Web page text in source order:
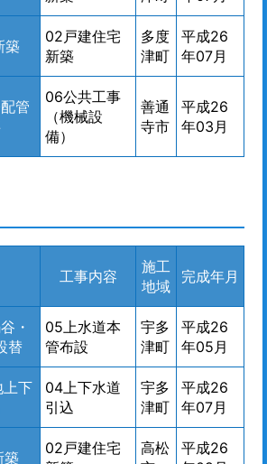
築
02戸建住宅
新築
多度
津町
平成26
年07月
管
06公共工事
（機械設
備）
善通
寺市
平成26
年03月
工事内容
施工
地域
完成年月
・
替
05上水道本
管布設
宇多
津町
平成26
年05月
下
04上下水道
引込
宇多
津町
平成26
年07月
築
02戸建住宅
高松
平成26